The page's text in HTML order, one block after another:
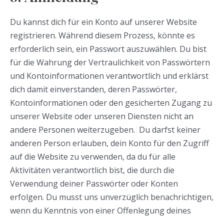
Du kannst dich für ein Konto auf unserer Website
registrieren. Während diesem Prozess, könnte es
erforderlich sein, ein Passwort auszuwählen. Du bist
für die Wahrung der Vertraulichkeit von Passwörtern
und Kontoinformationen verantwortlich und erklärst
dich damit einverstanden, deren Passwörter,
Kontoinformationen oder den gesicherten Zugang zu
unserer Website oder unseren Diensten nicht an
andere Personen weiterzugeben. Du darfst keiner
anderen Person erlauben, dein Konto für den Zugriff
auf die Website zu verwenden, da du für alle
Aktivitäten verantwortlich bist, die durch die
Verwendung deiner Passwörter oder Konten
erfolgen. Du musst uns unverzüglich benachrichtigen,
wenn du Kenntnis von einer Offenlegung deines